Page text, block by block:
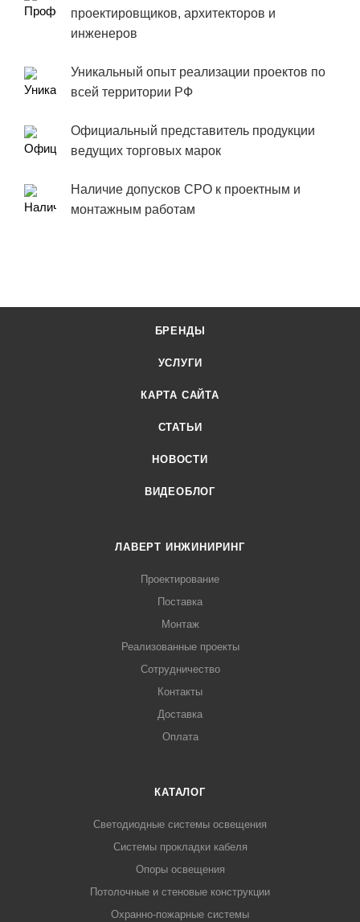
проектировщиков, архитекторов и
инженеров
Уникальный опыт реализации проектов по
всей территории РФ
Официальный представитель продукции
ведущих торговых марок
Наличие допусков СРО к проектным и
монтажным работам
БРЕНДЫ
УСЛУГИ
КАРТА САЙТА
СТАТЬИ
НОВОСТИ
ВИДЕОБЛОГ
ЛАВЕРТ ИНЖИНИРИНГ
Проектирование
Поставка
Монтаж
Реализованные проекты
Сотрудничество
Контакты
Доставка
Оплата
КАТАЛОГ
Светодиодные системы освещения
Системы прокладки кабеля
Опоры освещения
Потолочные и стеновые конструкции
Охранно-пожарные системы